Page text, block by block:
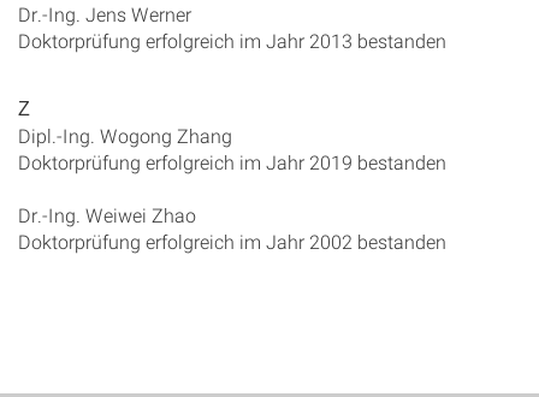
Dr.-Ing. Jens Werner
Doktorprüfung erfolgreich im Jahr 2013 bestanden
Z
Dipl.-Ing. Wogong Zhang
Doktorprüfung erfolgreich im Jahr 2019 bestanden
Dr.-Ing. Weiwei Zhao
Doktorprüfung erfolgreich im Jahr 2002 bestanden